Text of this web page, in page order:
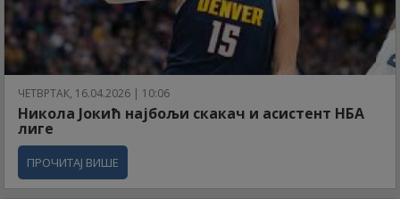
ЧЕТВРТАК, 16.04.2026 | 10:06
Никола Јокић најбољи скакач и асистент НБА
лиге
ПРОЧИТАЈ ВИШЕ